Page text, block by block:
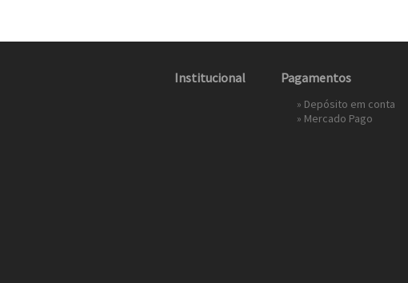
Institucional Pagamentos
» Depósito em conta
» Mercado Pago